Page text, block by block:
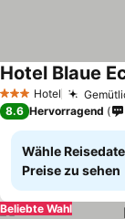
3 SterneHotel
Hotel Blaue
8.6 Hervorragend
Wähle
Preise zu sehen
Beliebte Wahl